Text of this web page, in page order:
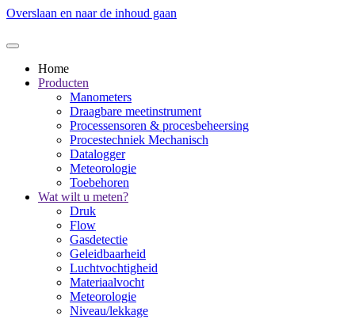
Overslaan en naar de inhoud gaan
Home
Producten
Manometers
Draagbare meetinstrument
Processensoren & procesbeheersing
Procestechniek Mechanisch
Datalogger
Meteorologie
Toebehoren
Wat wilt u meten?
Druk
Flow
Gasdetectie
Geleidbaarheid
Luchtvochtigheid
Materiaalvocht
Meteorologie
Niveau/lekkage